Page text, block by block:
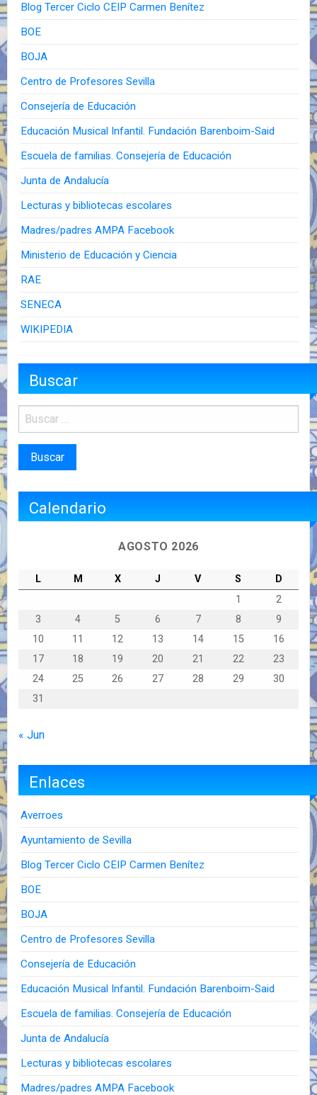
Blog Tercer Ciclo CEIP Carmen Benítez
BOE
BOJA
Centro de Profesores Sevilla
Consejería de Educación
Educación Musical Infantil. Fundación Barenboim-Said
Escuela de familias. Consejería de Educación
Junta de Andalucía
Lecturas y bibliotecas escolares
Madres/padres AMPA Facebook
Ministerio de Educación y Ciencia
RAE
SENECA
WIKIPEDIA
Buscar
Calendario
AGOSTO 2026
L M X J V S
D
1
2
3
4 5 6 7 8
9
10
11 12 13 14 15
16
17
18 19 20 21 22
23
24
25 26 27 28 29
30
31
« Jun
Enlaces
Averroes
Ayuntamiento de Sevilla
Blog Tercer Ciclo CEIP Carmen Benítez
BOE
BOJA
Centro de Profesores Sevilla
Consejería de Educación
Educación Musical Infantil. Fundación Barenboim-Said
Escuela de familias. Consejería de Educación
Junta de Andalucía
Lecturas y bibliotecas escolares
Madres/padres AMPA Facebook